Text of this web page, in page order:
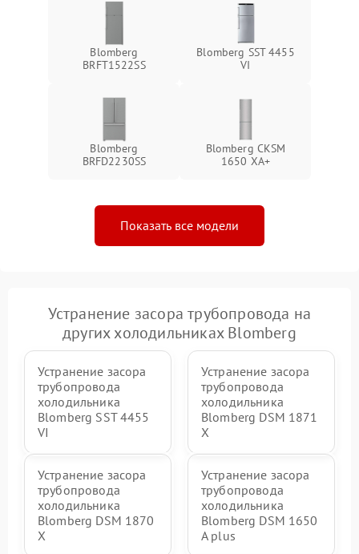
Blomberg
BRFT1522SS
Blomberg SST 4455
VI
Blomberg
BRFD2230SS
Blomberg CKSM
1650 XA+
Показать все модели
Устранение засора трубопровода на
других холодильниках Blomberg
Устранение засора
трубопровода
холодильника
Blomberg SST 4455
VI
Устранение засора
трубопровода
холодильника
Blomberg DSM 1871
X
Устранение засора
трубопровода
холодильника
Blomberg DSM 1870
X
Устранение засора
трубопровода
холодильника
Blomberg DSM 1650
A plus